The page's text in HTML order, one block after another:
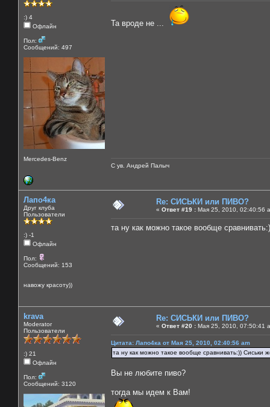
:) 4
Офлайн
Пол:
Сообщений: 497
Mercedes-Benz
Та вроде не ...
С ув. Андрей Палыч
Лапо4ка
Друг клуба
Пользователи
:) -1
Офлайн
Пол:
Сообщений: 153
навожу красоту))
Re: СИСЬКИ или ПИВО?
« Ответ #19 : Мая 25, 2010, 02:40:56
та ну как можно такое вообще
krava
Moderator
Пользователи
:) 21
Офлайн
Пол:
Сообщений: 3120
Re: СИСЬКИ или ПИВО?
« Ответ #20 : Мая 25, 2010, 07:50:41
Цитата: Лапо4ка от Мая 25, 2010, 02:40:56 am
та ну как можно такое вообще сравнивать:)) Сиськи
Вы не любите пиво?
тогда мы идем к Вам!